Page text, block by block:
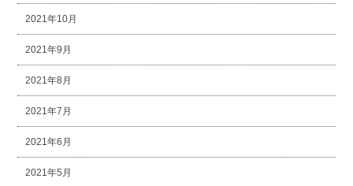
2021年10月
2021年9月
2021年8月
2021年7月
2021年6月
2021年5月